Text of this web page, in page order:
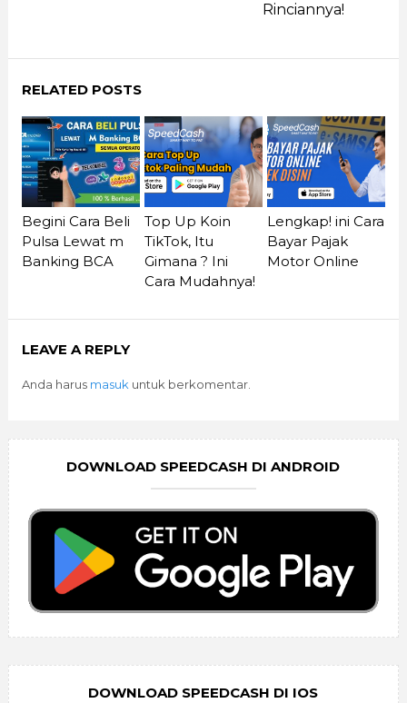
Rinciannya!
RELATED POSTS
Begini Cara Beli
Pulsa Lewat m
Banking BCA
Top Up Koin
TikTok, Itu
Gimana ? Ini
Cara Mudahnya!
Lengkap! ini Cara
Bayar Pajak
Motor Online
LEAVE A REPLY
Anda harus masuk untuk berkomentar.
DOWNLOAD SPEEDCASH DI ANDROID
DOWNLOAD SPEEDCASH DI IOS